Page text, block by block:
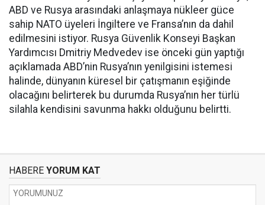
ABD ve Rusya arasındaki anlaşmaya nükleer güce
sahip NATO üyeleri İngiltere ve Fransa’nın da dahil
edilmesini istiyor. Rusya Güvenlik Konseyi Başkan
Yardımcısı Dmitriy Medvedev ise önceki gün yaptığı
açıklamada ABD’nin Rusya’nın yenilgisini istemesi
halinde, dünyanın küresel bir çatışmanın eşiğinde
olacağını belirterek bu durumda Rusya’nın her türlü
silahla kendisini savunma hakkı olduğunu belirtti.
HABERE YORUM KAT